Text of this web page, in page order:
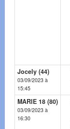
Jocely (44)
03/09/2023 à
15:45
MARIE 18 (80)
03/09/2023 à
16:30